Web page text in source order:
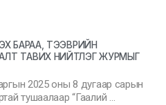
БАРАА, ТЭЭВРИЙН
ТАВИХ НИЙТЛЭГ ЖУРМЫГ
2025 оны 8 дугаар сарын
тушаалаар “Гаалий …